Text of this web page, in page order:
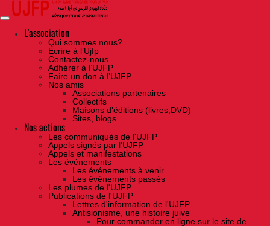
Skip
the
contentL'association
Qui sommes nous?
Ecrire à l’Ujfp
Contactez-nous
Adhérer à l’UJFP
Faire un don à l’UJFP
Nos amis
Associations partenaires
Collectifs
Maisons d’éditions (livres,DVD)
Sites, blogs
Nos actions
Les communiqués de l'UJFP
Appels signés par l'UJFP
Appels et manifestations
Les événements
Les événements à venir
Les événements passés
Les plumes de l'UJFP
Publications de l'UJFP
Lettres d'information de l'UJFP
Antisionisme, une histoire juive
Pour commander en ligne sur le site de